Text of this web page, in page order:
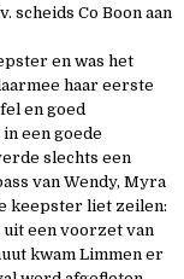
scheids Co Boon aan
en was het
haar eerste
en goed
een goede
slechts een
van Wendy, Myra
keepster liet zeilen:
uit een voorzet van
kwam Limmen er